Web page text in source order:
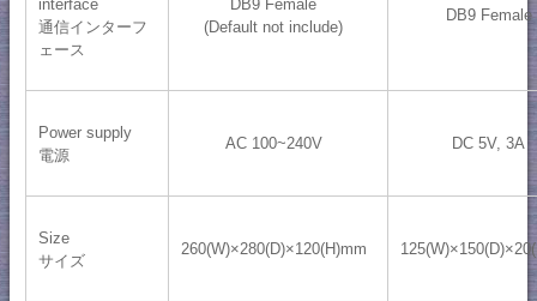
通信インターフ
ェース
(Default not include)
DB9 Female
Power supply
電源
AC 100~240V DC 5V, 3A
Size
サイズ
260(W)×280(D)×120(H)mm